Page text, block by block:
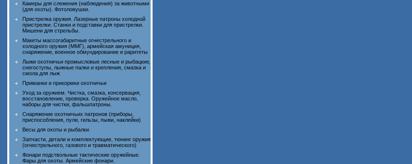
Камеры для слежения (наблюдения) за животными
(для охоты). Фотоловушки.
Пристрелка оружия. Лазерные патроны холодной
пристрелки. Станки и подставки для пристрелки.
Мишени для стрельбы.
Макеты массогабаритные огнестрельного и
холодного оружия (ММГ), армейская амуниция,
снаряжение, военное обмундирование и раритеты
Лыжи охотничьи промысловые лесные и рыбацкие,
снегоступы, лыжные палки и крепления, смазка и
смола для лыж
Приманки и прикормки охотничьи
Уход за оружием. Чистка, смазка, консервация,
восстановление, проверка. Оружейное масло,
наборы для чистки, фальшпатроны.
Снаряжение охотничьих патронов (приборы,
приспособления, пули, гильзы, пыжи, наклейки)
Весы для охоты и рыбалки.
Запчасти, детали и комплектующие, тюнинг оружия
(огнестрельного, газового и травматического)
Фонари подствольные тактические оружейные.
Фары для охоты. Армейские фонари.